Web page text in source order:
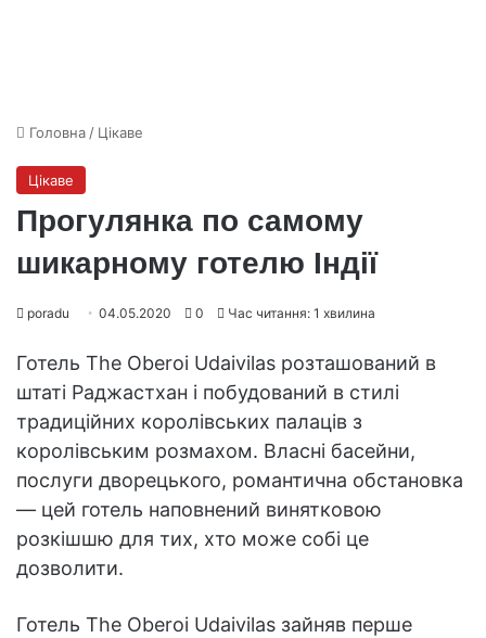
Головна / Цікаве
Цікаве
Прогулянка по самому
шикарному готелю Індії
poradu 04.05.2020 0 Час читання: 1 хвилина
Готель The Oberoi Udaivilas розташований в
штаті Раджастхан і побудований в стилі
традиційних королівських палаців з
королівським розмахом. Власні басейни,
послуги дворецького, романтична обстановка
— цей готель наповнений винятковою
розкішшю для тих, хто може собі це
дозволити.
Готель The Oberoi Udaivilas зайняв перше